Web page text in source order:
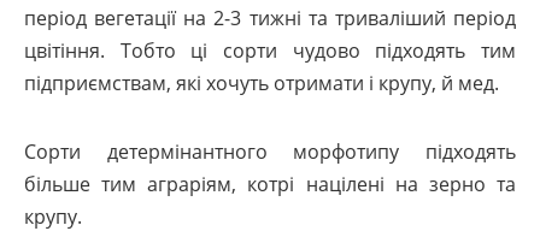
період вегетації на 2-3 тижні та триваліший період
цвітіння. Тобто ці сорти чудово підходять тим
підприємствам, які хочуть отримати і крупу, й мед.
Сорти детермінантного морфотипу підходять
більше тим аграріям, котрі націлені на зерно та
крупу.